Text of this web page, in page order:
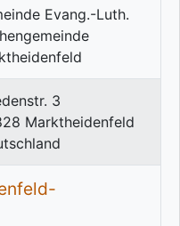
3
Marktheidenfeld